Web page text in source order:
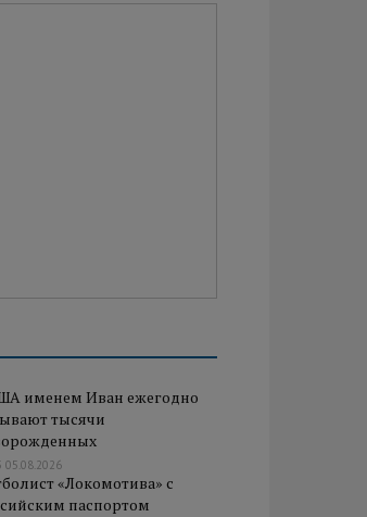
именем Иван ежегодно
тысячи
05.08.2026
«Локомотива» с
паспортом